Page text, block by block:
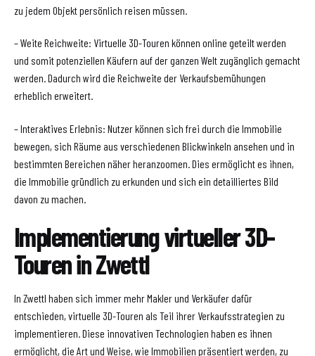
zu jedem Objekt persönlich reisen müssen.
– Weite Reichweite: Virtuelle 3D-Touren können online geteilt werden
und somit potenziellen Käufern auf der ganzen Welt zugänglich gemacht
werden. Dadurch wird die Reichweite der Verkaufsbemühungen
erheblich erweitert.
– Interaktives Erlebnis: Nutzer können sich frei durch die Immobilie
bewegen, sich Räume aus verschiedenen Blickwinkeln ansehen und in
bestimmten Bereichen näher heranzoomen. Dies ermöglicht es ihnen,
die Immobilie gründlich zu erkunden und sich ein detailliertes Bild
davon zu machen.
Implementierung virtueller 3D-
Touren in Zwettl
In Zwettl haben sich immer mehr Makler und Verkäufer dafür
entschieden, virtuelle 3D-Touren als Teil ihrer Verkaufsstrategien zu
implementieren. Diese innovativen Technologien haben es ihnen
ermöglicht, die Art und Weise, wie Immobilien präsentiert werden, zu